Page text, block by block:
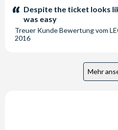
Sterne:Despite the ticket looks
was easy
Treuer KundeBewertung vom
2016